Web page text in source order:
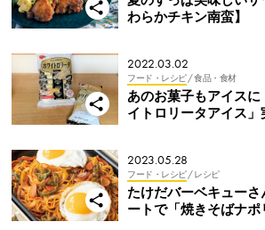
わらかチキン南蛮】
2022.03.02
フード・レシピ/ 食品・食材
あのお菓子もアイス
イトロリータアイス」
2023.05.28
フード・レシピ/ レシピ
たけだバーベキュー
ートで「焼きそばナポ